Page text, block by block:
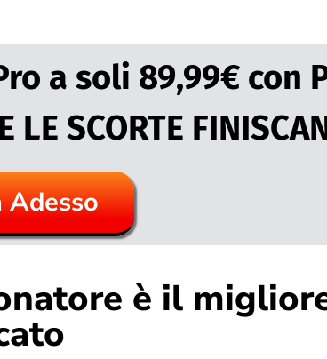
a soli 89,99€ con
SCORTE
Adesso
è il